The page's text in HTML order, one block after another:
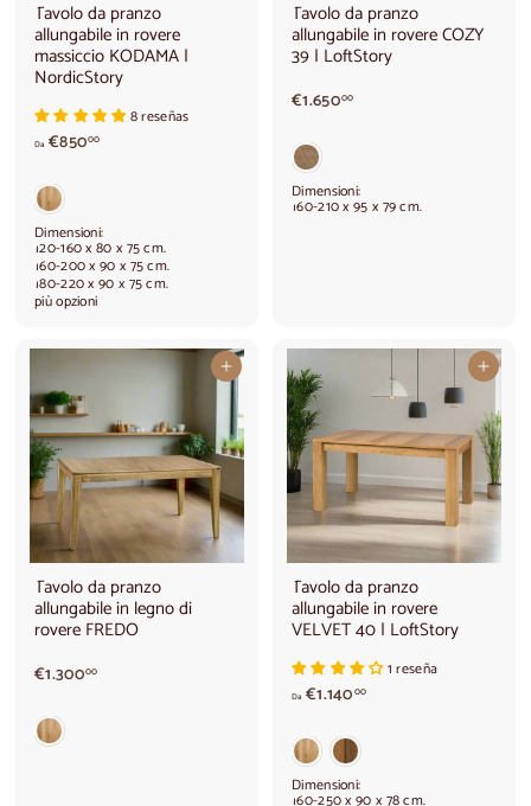
Tavolo da pranzo
allungabile in rovere
massiccio KODAMA |
NordicStory
8 reseñas
Da €85000A
t
i
r
e
€
0
,
0
0
Dimensioni:
120-160 x 80 x 75 cm.
160-200 x 90 x 75 cm.
180-220 x 90 x 75 cm.
più opzioni
Tavolo da pranzo
allungabile in rovere COZY
39 | LoftStory
€1.65000€
5
0
Dimensioni:
160-210 x 95 x 79 cm.
Aggiungi al carrello
Tavolo da pranzo
allungabile in legno di
rovere FREDO
€1.30000€
Aggiungi al carrello
Tavolo da pranzo
allungabile in rovere
VELVET 40 | LoftStory
1 reseña
Da €1.14000A
i
Dimensioni:
160-250 x 90 x 78 cm.